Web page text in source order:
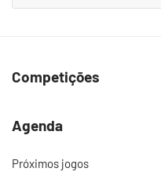
Competições
Agenda
Próximos jogos